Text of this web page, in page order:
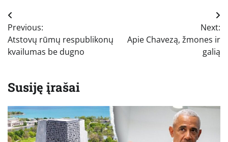
Navigacija
tarp
įrašų
Previous:
Atstovų rūmų respublikonų
kvailumas be dugno
Next:
Apie Chavezą, žmones ir
galią
Susiję įrašai